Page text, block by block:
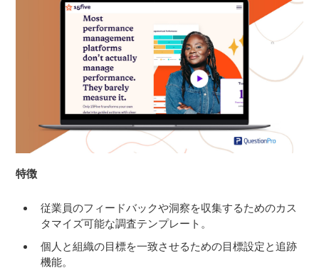
特徴
従業員のフィードバックや洞察を収集するためのカス
タマイズ可能な調査テンプレート。
個人と組織の目標を一致させるための目標設定と追跡
機能。